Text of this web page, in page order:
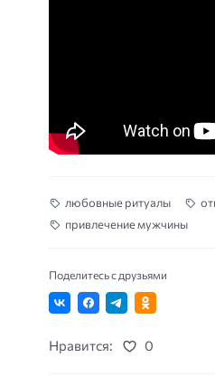
любовные ритуалы
привлечение мужчины
Поделитесь с друзьями
Нравится: 0